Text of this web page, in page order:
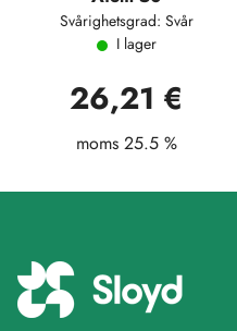
Svårighetsgrad: Svår
I lager
26,21 €
moms 25.5 %